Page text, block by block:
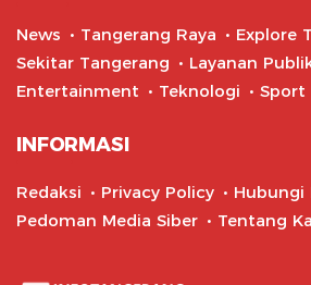
News Tangerang Raya
Explore
Sekitar Tangerang
Layanan
Entertainment
Teknologi Sport
INFORMASI
Redaksi Privacy Policy
Hubungi
Pedoman Media Siber
Tentang